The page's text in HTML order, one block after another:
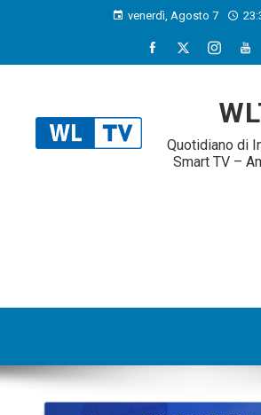
venerdì, Agosto 7
Quotidiano di
Smart TV –